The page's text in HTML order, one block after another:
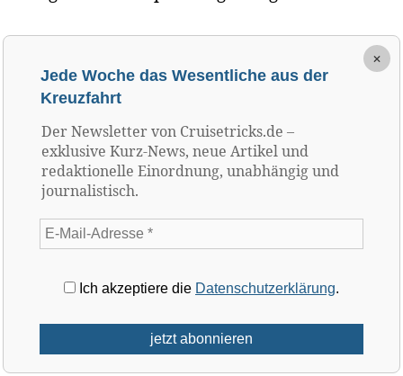
×
Jede Woche das Wesentliche aus der
Kreuzfahrt
Der Newsletter von Cruisetricks.de –
exklusive Kurz-News, neue Artikel und
redaktionelle Einordnung, unabhängig und
journalistisch.
Ich akzeptiere die Datenschutzerklärung.